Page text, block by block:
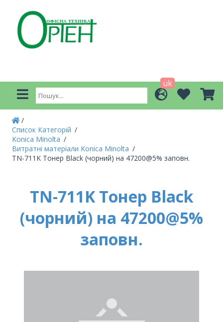
uk
Список Категорій
Konica Minolta
Витратні матеріали Konica Minolta
TN-711K Тонер Black (чорний) на 47200@5% заповн.
TN-711K Тонер Black
(чорний) на 47200@5%
заповн.